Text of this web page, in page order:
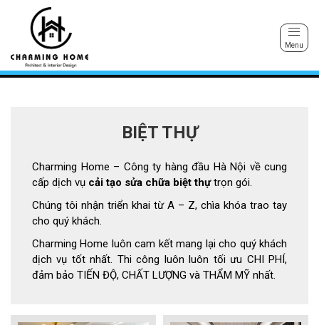
Menu
BIỆT THỰ
Charming Home – Công ty hàng đầu Hà Nội về cung
cấp dịch vụ cải tạo sửa chữa biệt thựtrọn gói.
Chúng tôi nhận triển khai từ A – Z, chìa khóa trao tay
cho quý khách.
Charming Home luôn cam kết mang lại cho quý khách
dịch vụ tốt nhất. Thi công luôn luôn tối ưu CHI PHÍ,
đảm bảo TIẾN ĐỘ, CHẤT LƯỢNG và THẨM MỸ nhất.